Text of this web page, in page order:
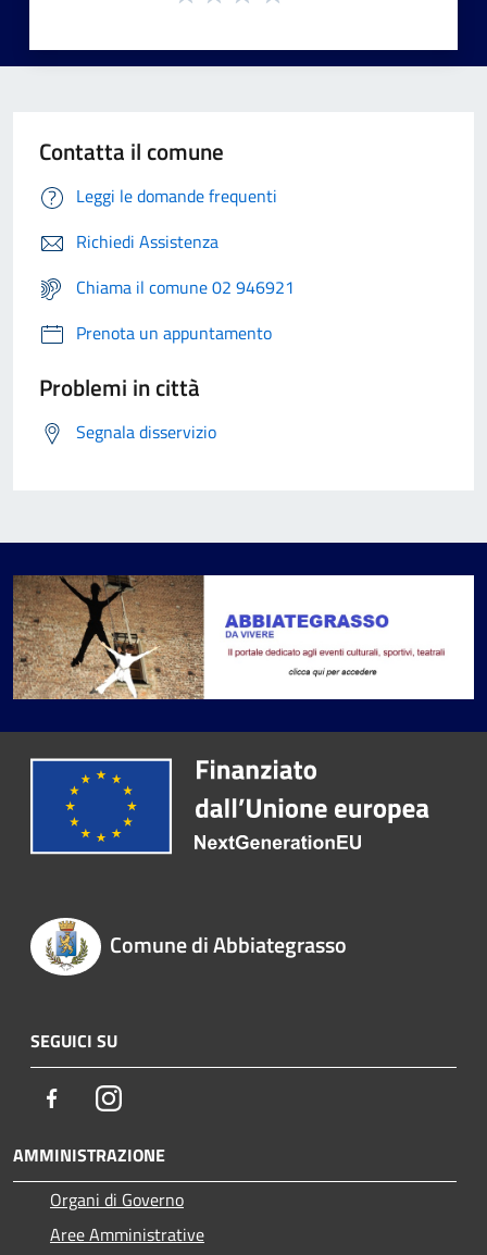
Contatta il comune
Leggi le domande frequenti
Richiedi Assistenza
Chiama il comune 02 946921
Prenota un appuntamento
Problemi in città
Segnala disservizio
Comune di Abbiategrasso
SEGUICI SU
FacebookInstagram
AMMINISTRAZIONE
Organi di Governo
Aree Amministrative